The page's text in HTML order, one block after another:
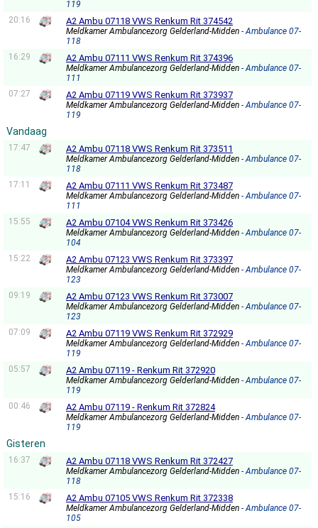
119
20:16
A2 Ambu 07118 VWS Renkum Rit 374542
Meldkamer Ambulancezorg Gelderland-Midden - Ambulance 07-
118
16:29
A2 Ambu 07111 VWS Renkum Rit 374396
Meldkamer Ambulancezorg Gelderland-Midden - Ambulance 07-
111
07:27
A2 Ambu 07119 VWS Renkum Rit 373937
Meldkamer Ambulancezorg Gelderland-Midden - Ambulance 07-
119
Vandaag
17:47 A2 Ambu 07118 VWS Renkum Rit 373511
Meldkamer Ambulancezorg Gelderland-Midden - Ambulance 07-
118
17:11
A2 Ambu 07111 VWS Renkum Rit 373487
Meldkamer Ambulancezorg Gelderland-Midden - Ambulance 07-
111
15:55
A2 Ambu 07104 VWS Renkum Rit 373426
Meldkamer Ambulancezorg Gelderland-Midden - Ambulance 07-
104
15:22
A2 Ambu 07123 VWS Renkum Rit 373397
Meldkamer Ambulancezorg Gelderland-Midden - Ambulance 07-
123
09:19
A2 Ambu 07123 VWS Renkum Rit 373007
Meldkamer Ambulancezorg Gelderland-Midden - Ambulance 07-
123
07:09
A2 Ambu 07119 VWS Renkum Rit 372929
Meldkamer Ambulancezorg Gelderland-Midden - Ambulance 07-
119
05:57
A2 Ambu 07119 - Renkum Rit 372920
Meldkamer Ambulancezorg Gelderland-Midden - Ambulance 07-
119
00:46
A2 Ambu 07119 - Renkum Rit 372824
Meldkamer Ambulancezorg Gelderland-Midden - Ambulance 07-
119
Gisteren
16:37 A2 Ambu 07118 VWS Renkum Rit 372427
Meldkamer Ambulancezorg Gelderland-Midden - Ambulance 07-
118
15:16
A2 Ambu 07105 VWS Renkum Rit 372338
Meldkamer Ambulancezorg Gelderland-Midden - Ambulance 07-
105